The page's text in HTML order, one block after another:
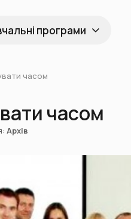
програми
часом
часом
Архів